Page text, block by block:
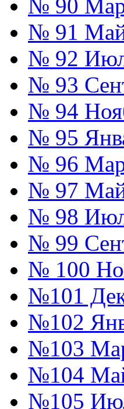
№ 90
№ 91 Май
№ 92
№ 93
№ 94
№ 95
№ 96
№ 97 Май
№ 98
№ 99
№ 100
№101
№102
№103
№104
№105